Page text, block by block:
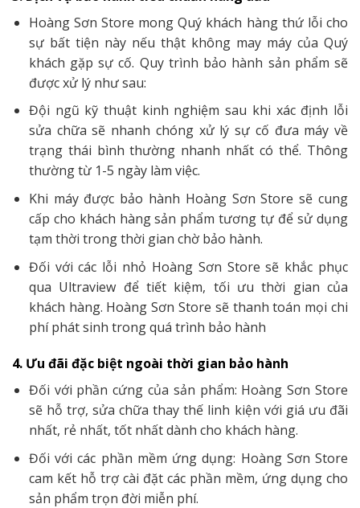
Hoàng Sơn Store mong Quý khách hàng thứ lỗi cho
sự bất tiện này nếu thật không may máy của Quý
khách gặp sự cố. Quy trình bảo hành sản phẩm sẽ
được xử lý như sau:
Đội ngũ kỹ thuật kinh nghiệm sau khi xác định lỗi
sửa chữa sẽ nhanh chóng xử lý sự cố đưa máy về
trạng thái bình thường nhanh nhất có thể. Thông
thường từ 1-5 ngày làm việc.
Khi máy được bảo hành Hoàng Sơn Store sẽ cung
cấp cho khách hàng sản phẩm tương tự để sử dụng
tạm thời trong thời gian chờ bảo hành.
Đối với các lỗi nhỏ Hoàng Sơn Store sẽ khắc phục
qua Ultraview để tiết kiệm, tối ưu thời gian của
khách hàng. Hoàng Sơn Store sẽ thanh toán mọi chi
phí phát sinh trong quá trình bảo hành
4. Ưu đãi đặc biệt ngoài thời gian bảo hành
Đối với phần cứng của sản phẩm: Hoàng Sơn Store
sẽ hỗ trợ, sửa chữa thay thế linh kiện với giá ưu đãi
nhất, rẻ nhất, tốt nhất dành cho khách hàng.
Đối với các phần mềm ứng dụng: Hoàng Sơn Store
cam kết hỗ trợ cài đặt các phần mềm, ứng dụng cho
sản phẩm trọn đời miễn phí.